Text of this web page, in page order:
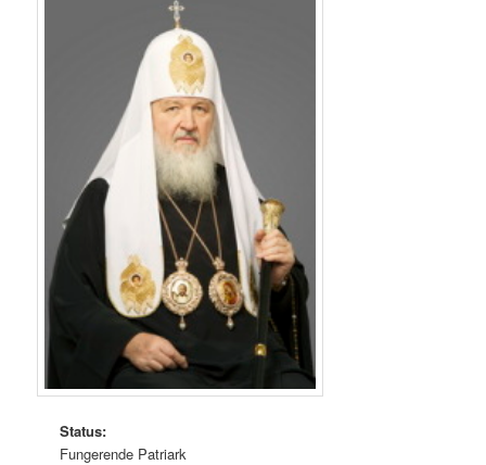
Status:
Fungerende Patriark